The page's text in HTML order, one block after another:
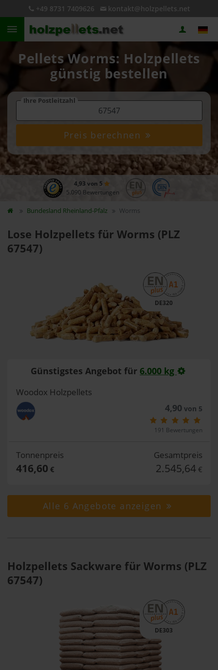
+49 8731 7409626 kontakt@holzpellets.net
Pellets Worms: Holzpellets
günstig bestellen
Ihre Postleitzahl
Preis berechnen
4,93 von 5
5.090 Bewertungen
Bundesland Rheinland-Pfalz Worms
Lose Holzpellets für Worms (PLZ
67547)
DE320
Günstigstes Angebot für 6.000 kg
Woodox Holzpellets
4,90 von 5
191 Bewertungen
Tonnenpreis
416,60 €
Gesamtpreis
2.545,64 €
Alle 6 Angebote anzeigen
Holzpellets Sackware für Worms (PLZ
67547)
DE303